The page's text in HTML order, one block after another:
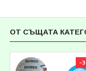
ОТ СЪЩАТА
-